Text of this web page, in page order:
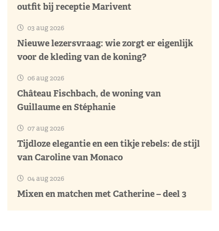
outfit bij receptie Marivent
03 aug 2026
Nieuwe lezersvraag: wie zorgt er eigenlijk
voor de kleding van de koning?
06 aug 2026
Château Fischbach, de woning van
Guillaume en Stéphanie
07 aug 2026
Tijdloze elegantie en een tikje rebels: de stijl
van Caroline van Monaco
04 aug 2026
Mixen en matchen met Catherine – deel 3